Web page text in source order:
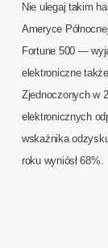
Nie ulegaj takim
Ameryce
Fortune 500 —
elektroniczne
Zjednoczonych w
elektronicznych
wskaźnika
roku wyniósł 68%.